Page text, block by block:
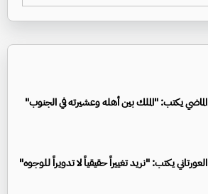
الماضي يكتب: "الملك بين أهله وعشيرته في الجنوب"
العورتاني يكتب: "نريد تغييراً حقيقياً لا تدويراً للوجوه"